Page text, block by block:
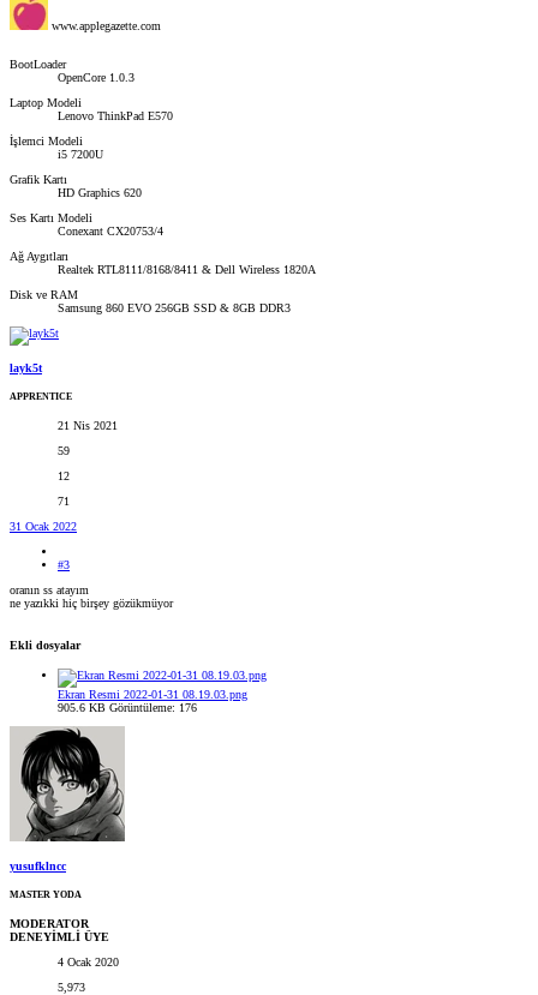
www.applegazette.com
BootLoader
OpenCore 1.0.3
Laptop Modeli
Lenovo ThinkPad E570
İşlemci Modeli
i5 7200U
Grafik Kartı
HD Graphics 620
Ses Kartı Modeli
Conexant CX20753/4
Ağ Aygıtları
Realtek RTL8111/8168/8411 & Dell Wireless 1820A
Disk ve RAM
Samsung 860 EVO 256GB SSD & 8GB DDR3
layk5t
APPRENTICE
21 Nis 2021
59
12
71
31 Ocak 2022
#3
oranın ss atayım
ne yazıkki hiç birşey gözükmüyor
Ekli dosyalar
Ekran Resmi 2022-01-31 08.19.03.png
905.6 KB Görüntüleme: 176
yusufklncc
MASTER YODA
MODERATOR
DENEYİMLİ ÜYE
4 Ocak 2020
5,973